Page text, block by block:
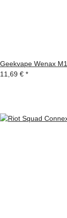
Geekvape Wenax
11,69 € *